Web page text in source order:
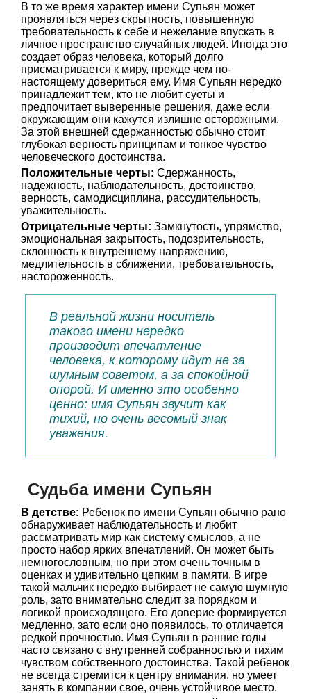
В то же время характер имени Супьян может
проявляться через скрытность, повышенную
требовательность к себе и нежелание впускать в
личное пространство случайных людей. Иногда это
создает образ человека, который долго
присматривается к миру, прежде чем по-
настоящему довериться ему. Имя Супьян нередко
принадлежит тем, кто не любит суеты и
предпочитает выверенные решения, даже если
окружающим они кажутся излишне осторожными.
За этой внешней сдержанностью обычно стоит
глубокая верность принципам и тонкое чувство
человеческого достоинства.
Положительные черты: Сдержанность,
надежность, наблюдательность, достоинство,
верность, самодисциплина, рассудительность,
уважительность.
Отрицательные черты: Замкнутость, упрямство,
эмоциональная закрытость, подозрительность,
склонность к внутреннему напряжению,
медлительность в сближении, требовательность,
настороженность.
В реальной жизни носитель
такого имени нередко
производит впечатление
человека, к которому идут не за
шумным советом, а за спокойной
опорой. И именно это особенно
ценно: имя Супьян звучит как
тихий, но очень весомый знак
уважения.
Судьба имени Супьян
В детстве: Ребенок по имени Супьян обычно рано
обнаруживает наблюдательность и любит
рассматривать мир как систему смыслов, а не
просто набор ярких впечатлений. Он может быть
немногословным, но при этом очень точным в
оценках и удивительно цепким в памяти. В игре
такой мальчик нередко выбирает не самую шумную
роль, зато внимательно следит за порядком и
логикой происходящего. Его доверие формируется
медленно, зато если оно появилось, то отличается
редкой прочностью. Имя Супьян в ранние годы
часто связано с внутренней собранностью и тихим
чувством собственного достоинства. Такой ребенок
не всегда стремится к центру внимания, но умеет
занять в компании свое, очень устойчивое место.